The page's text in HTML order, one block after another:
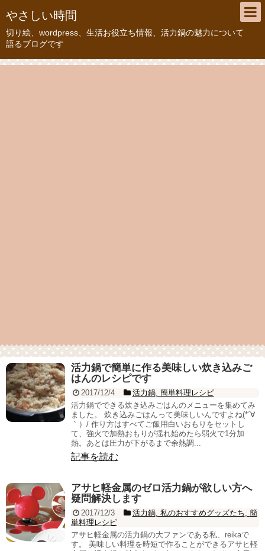
やさしい時間
切り絵、wordpress、生活お役立ち情報、活力鍋の魅力について
語るブログです
活力鍋で簡単に作る美味しい炊き込みご
はんのレシピです
2017/12/4 活力鍋, 簡単料理レシピ
活力鍋でできる炊き込みごはんのメニューを集めてみ
ました。 炊き込みごはんって美味しいんですよね(*´∀
｀）/ 作り方はすべてご飯用白いおもりをセットし
て、強火で加熱おもりが揺れ始めたら弱火で1分加
熱。あとは圧力が下がるまで余熱調...
記事を読む
アサヒ軽金属のゼロ活力鍋が欲しい方へ
疑問解決します
2017/12/3 活力鍋, 私のおすすめグッズたち, 簡
単料理レシピ
アサヒ軽金属の活力鍋の大ファンである私、reikaで
す。 美味しい料理を時短で作ることができるアサヒ軽